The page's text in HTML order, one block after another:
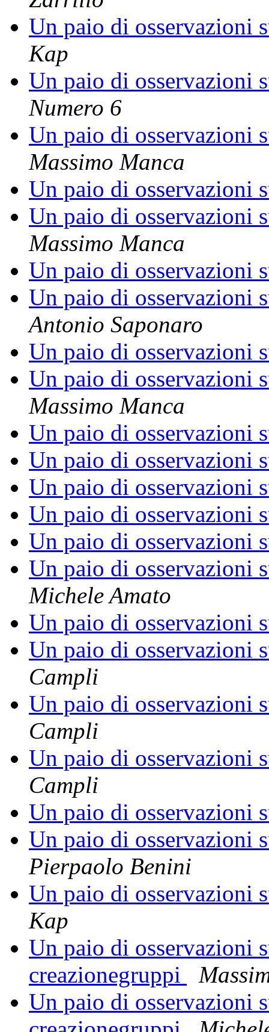
Un paio di osservazioni
Kap
Un paio di osservazioni
Numero 6
Un paio di osservazioni
Massimo Manca
Un paio di osservazioni
Un paio di osservazioni
Massimo Manca
Un paio di osservazioni
Un paio di osservazioni
Antonio Saponaro
Un paio di osservazioni
Un paio di osservazioni
Massimo Manca
Un paio di osservazioni
Un paio di osservazioni
Un paio di osservazioni
Un paio di osservazioni
Un paio di osservazioni
Un paio di osservazioni
Michele Amato
Un paio di osservazioni
Un paio di osservazioni
Campli
Un paio di osservazioni
Campli
Un paio di osservazioni
Campli
Un paio di osservazioni
Un paio di osservazioni
Pierpaolo Benini
Un paio di osservazioni
Kap
Un paio di osservazioni
creazionegruppi
Un paio di osservazioni